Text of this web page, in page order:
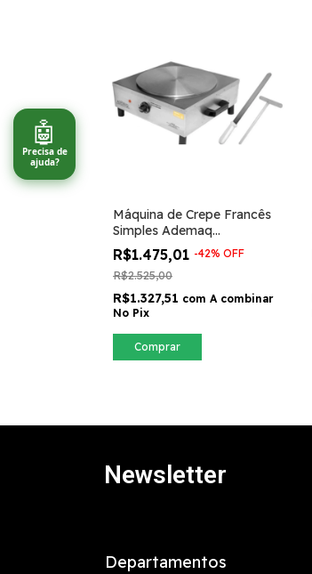
Máquina de Crepe Francês
Simples Ademaq
Panquequeira Elétrica
R$1.475,01 -42% OFF
R$2.525,00
R$1.327,51 com A combinar
No Pix
Comprar
Newsletter
Departamentos
🤖
Precisa de
ajuda?